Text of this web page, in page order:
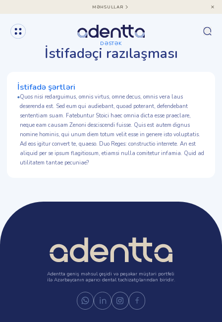
MƏHSULLAR
DƏSTƏK
İstifadəçi razılaşması
İstifadə şərtləri
Quos nisi redarguimus, omnis virtus, omne decus, omnis vera laus
deserenda est. Sed eum qui audiebant, quoad poterant, defendebant
sententiam suam. Fatebuntur Stoici haec omnia dicta esse praeclare,
neque eam causam Zenoni desciscendi fuisse. Quis est autem dignus
nomine hominis, qui unum diem totum velit esse in genere isto voluptatis.
Ad eos igitur convert te, quaeso. Duo Reges: constructio interrete. An est
aliquid per se ipsum flagitiosum, etiamsi nulla comitetur infamia. Quid ad
utilitatem tantae pecuniae?
Adentta geniş məhsul çeşidi və peşəkar müştəri portfeli
ilə Azərbaycanın aparıcı dental təchizatçılarından biridir.